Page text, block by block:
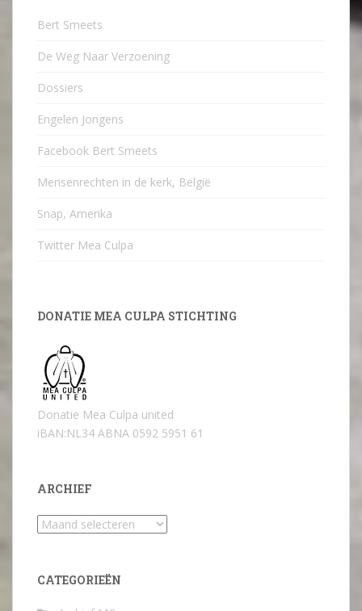
Bert Smeets
De Weg Naar Verzoening
Dossiers
Engelen Jongens
Facebook Bert Smeets
Mensenrechten in de kerk, België
Snap, Amerika
Twitter Mea Culpa
DONATIE MEA CULPA STICHTING
Donatie Mea Culpa united
iBAN:NL34 ABNA 0592 5951 61
ARCHIEF
Archief
CATEGORIEËN